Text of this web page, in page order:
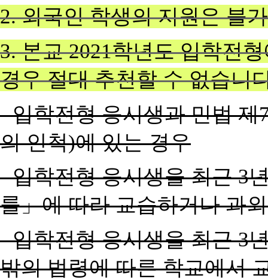
2.외국인 학생의 지원은 불
3.본교2021학년도 입학전
경우 절대 추천할 수 없습니
- 입학전형 응시생과 민법 제
의 인척)에 있는 경우
- 입학전형 응시생을 최근 3
률」에 따라 교습하거나 과
- 입학전형 응시생을 최근 3
밖의 법령에 따른 학교에서